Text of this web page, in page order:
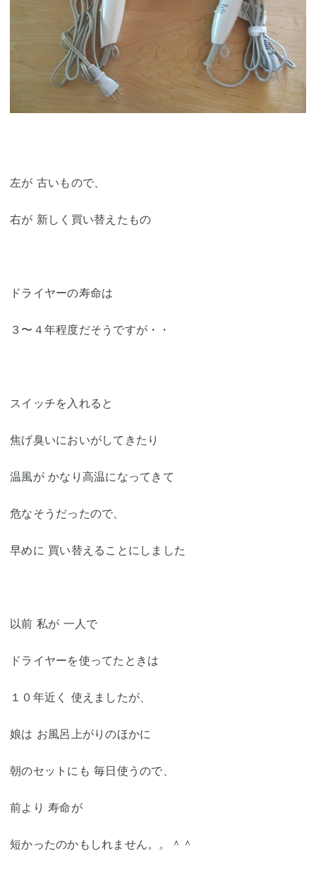
左が 古いもので、
右が 新しく買い替えたもの
ドライヤーの寿命は
３〜４年程度だそうですが・・
スイッチを入れると
焦げ臭いにおいがしてきたり
温風が かなり高温になってきて
危なそうだったので、
早めに 買い替えることにしました
以前 私が 一人で
ドライヤーを使ってたときは
１０年近く 使えましたが、
娘は お風呂上がりのほかに
朝のセットにも 毎日使うので、
前より 寿命が
短かったのかもしれません。。＾＾